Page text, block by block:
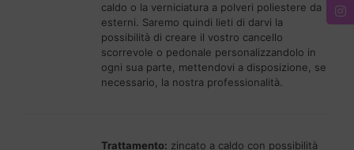
caldo o la verniciatura a polveri poliestere da
esterni. Saremo quindi lieti di darvi la
possibilità di creare il vostro cancello
scorrevole o pedonale personalizzandolo in
ogni sua parte, mettendovi a disposizione, se
necessario, la nostra professionalità.
Trattamento: zincato a caldo con possibilità